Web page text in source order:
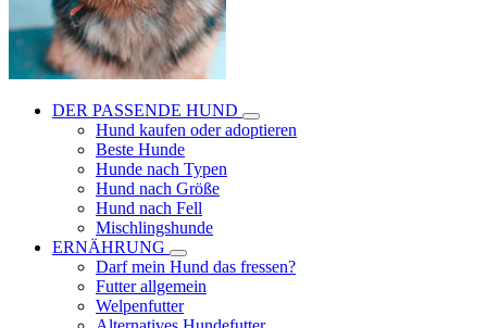
DER PASSENDE HUND
Hund kaufen oder adoptieren
Beste Hunde
Hunde nach Typen
Hund nach Größe
Hund nach Fell
Mischlingshunde
ERNÄHRUNG
Darf mein Hund das fressen?
Futter allgemein
Welpenfutter